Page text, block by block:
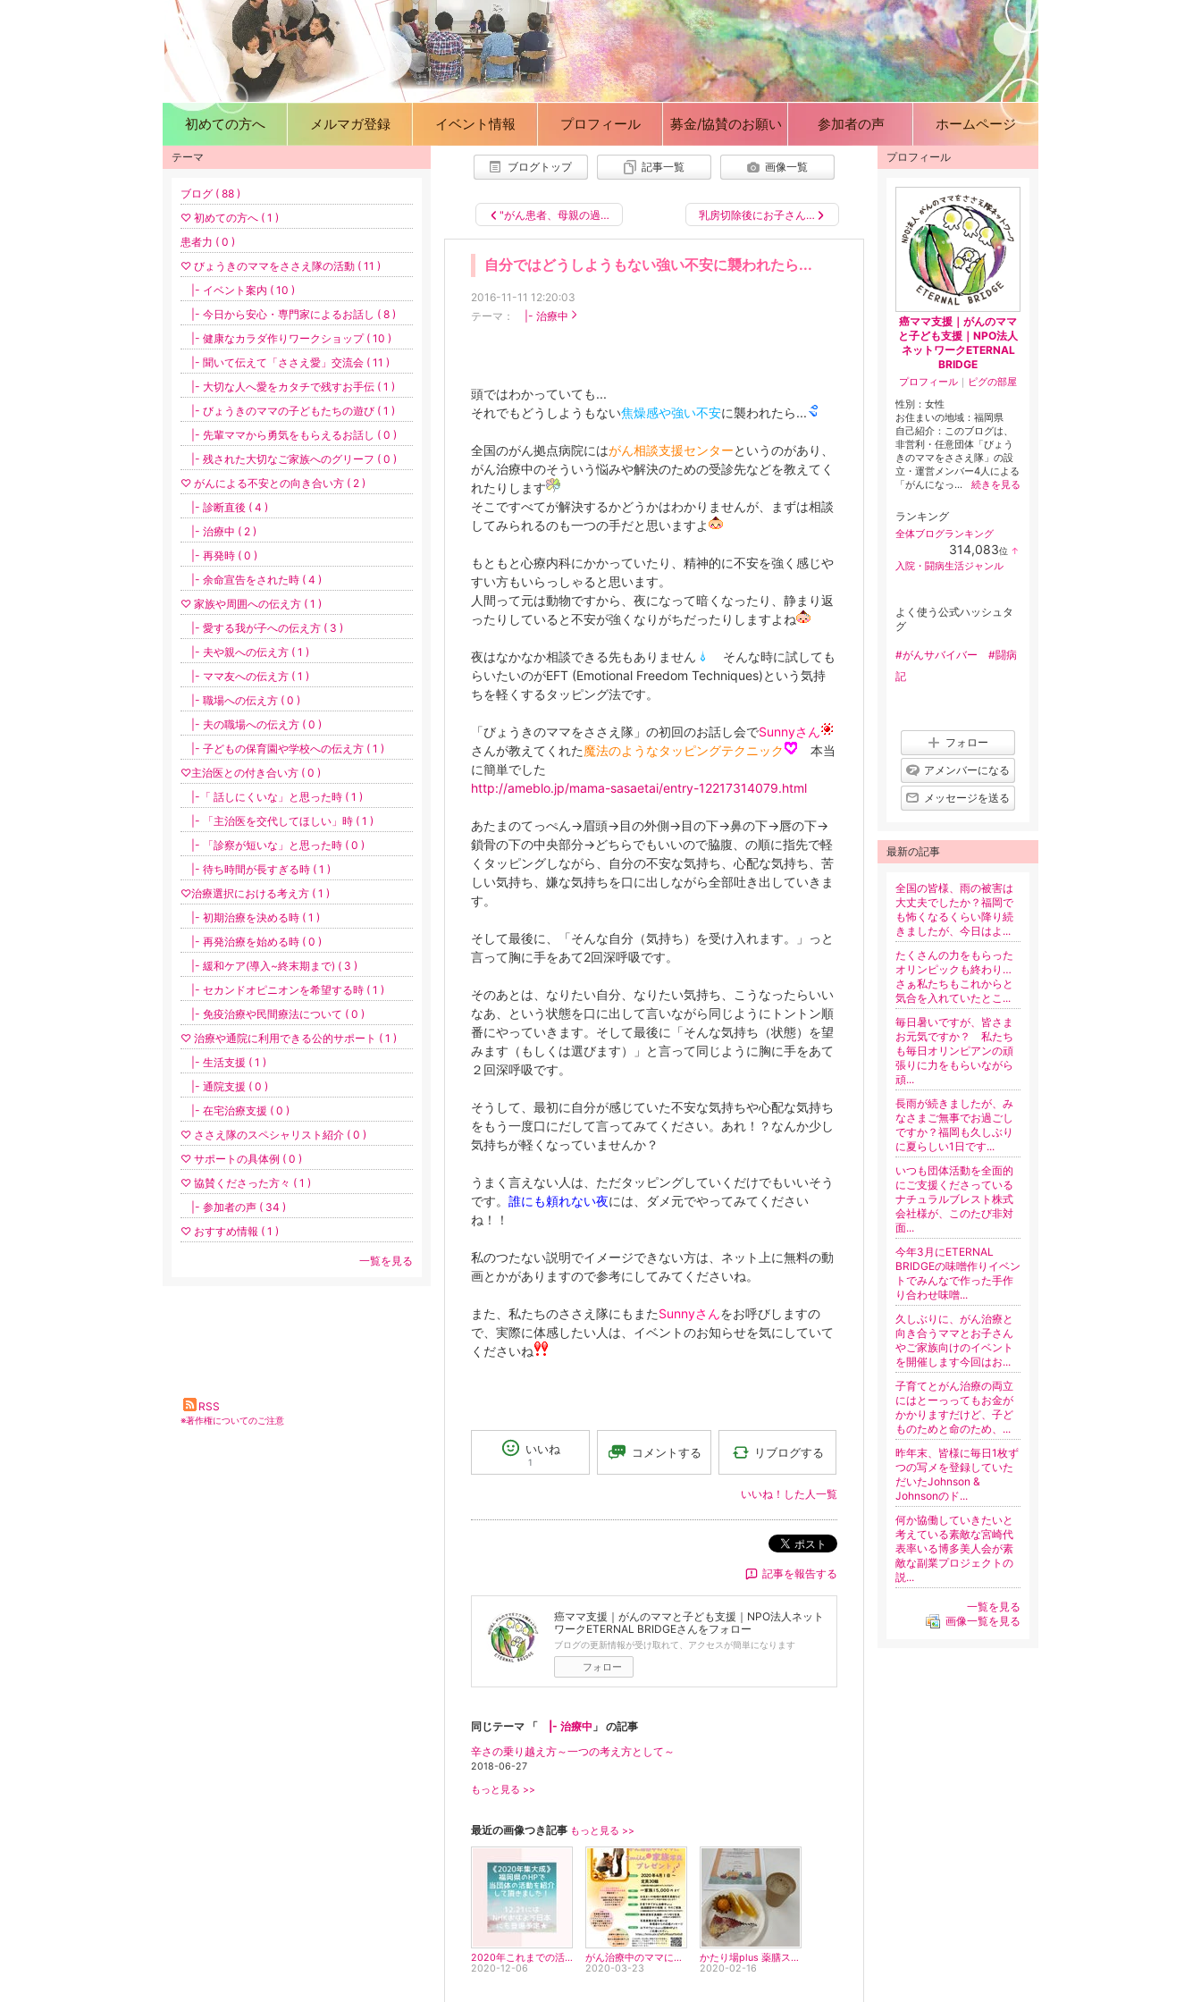
ブログトップ 記事一覧 画像一覧
"がん患者、母親の過… 乳房切除後にお子さん…
自分ではどうしようもない強い不安に襲われたら...
2016-11-11 12:20:03
テーマ：
|- 治療中
頭ではわかっていても...
それでもどうしようもない焦燥感や強い不安に襲われたら...
全国のがん拠点病院にはがん相談支援センターというのがあり、
がん治療中のそういう悩みや解決のための受診先などを教えてく
れたりします
そこですべてが解決するかどうかはわかりませんが、まずは相談
してみられるのも一つの手だと思いますよ
もともと心療内科にかかっていたり、精神的に不安を強く感じや
すい方もいらっしゃると思います。
人間って元は動物ですから、夜になって暗くなったり、静まり返
ったりしていると不安が強くなりがちだったりしますよね
夜はなかなか相談できる先もありません
そんな時に試しても
らいたいのがEFT (Emotional Freedom Techniques)という気持
ちを軽くするタッピング法です。
「びょうきのママをささえ隊」の初回のお話し会でSunnyさん
さんが教えてくれた魔法のようなタッピングテクニック
本当
に簡単でした
http://ameblo.jp/mama-sasaetai/entry-12217314079.html
あたまのてっぺん→眉頭→目の外側→目の下→鼻の下→唇の下→
鎖骨の下の中央部分→どちらでもいいので脇腹、の順に指先で軽
くタッピングしながら、自分の不安な気持ち、心配な気持ち、苦
しい気持ち、嫌な気持ちを口に出しながら全部吐き出していきま
す。
そして最後に、「そんな自分（気持ち）を受け入れます。」っと
言って胸に手をあて2回深呼吸です。
そのあとは、なりたい自分、なりたい気持ち、こうなったらいい
なあ、という状態を口に出して言いながら同じようにトントン順
番にやっていきます。そして最後に「そんな気持ち（状態）を望
みます（もしくは選びます）」と言って同じように胸に手をあて
２回深呼吸です。
そうして、最初に自分が感じていた不安な気持ちや心配な気持ち
をもう一度口にだして言ってみてください。あれ！？なんか少し
気持ちが軽くなっていませんか？
うまく言えない人は、ただタッピングしていくだけでもいいそう
です。 誰にも頼れない夜には、ダメ元でやってみてください
ね！！
私のつたない説明でイメージできない方は、ネット上に無料の動
画とかがありますので参考にしてみてくださいね。
また、私たちのささえ隊にもまたSunnyさんをお呼びしますの
で、実際に体感したい人は、イベントのお知らせを気にしていて
くださいね
いいね
1
コメントする リブログする
いいね！した人一覧
ポスト
記事を報告する
癌ママ支援｜がんのママと子ども支援｜NPO法人ネット
ワークETERNAL BRIDGEさんをフォロー
ブログの更新情報が受け取れて、アクセスが簡単になります
フォロー
同じテーマ 「 |- 治療中 」 の記事
辛さの乗り越え方～一つの考え方として～
2018-06-27
もっと見る >>
最近の画像つき記事 もっと見る >>
2020年これまでの活動の集大成
2020-12-06
がん治療中のママに贈る家族写真プレゼント
2020-03-23
かたり場plus 薬膳スイーツ
2020-02-16
テーマ
ブログ ( 88 )
♡ 初めての方へ ( 1 )
患者力 ( 0 )
♡ びょうきのママをささえ隊の活動 ( 11 )
|- イベント案内 ( 10 )
|- 今日から安心・専門家によるお話し ( 8 )
|- 健康なカラダ作りワークショップ ( 10 )
|- 聞いて伝えて「ささえ愛」交流会 ( 11 )
|- 大切な人へ愛をカタチで残すお手伝 ( 1 )
|- びょうきのママの子どもたちの遊び ( 1 )
|- 先輩ママから勇気をもらえるお話し ( 0 )
|- 残された大切なご家族へのグリーフ ( 0 )
♡ がんによる不安との向き合い方 ( 2 )
|- 診断直後 ( 4 )
|- 治療中 ( 2 )
|- 再発時 ( 0 )
|- 余命宣告をされた時 ( 4 )
♡ 家族や周囲への伝え方 ( 1 )
|- 愛する我が子への伝え方 ( 3 )
|- 夫や親への伝え方 ( 1 )
|- ママ友への伝え方 ( 1 )
|- 職場への伝え方 ( 0 )
|- 夫の職場への伝え方 ( 0 )
|- 子どもの保育園や学校への伝え方 ( 1 )
♡主治医との付き合い方 ( 0 )
|-「 話しにくいな」と思った時 ( 1 )
|- 「主治医を交代してほしい」時 ( 1 )
|- 「診察が短いな」と思った時 ( 0 )
|- 待ち時間が長すぎる時 ( 1 )
♡治療選択における考え方 ( 1 )
|- 初期治療を決める時 ( 1 )
|- 再発治療を始める時 ( 0 )
|- 緩和ケア(導入~終末期まで) ( 3 )
|- セカンドオピニオンを希望する時 ( 1 )
|- 免疫治療や民間療法について ( 0 )
♡ 治療や通院に利用できる公的サポート ( 1 )
|- 生活支援 ( 1 )
|- 通院支援 ( 0 )
|- 在宅治療支援 ( 0 )
♡ ささえ隊のスペシャリスト紹介 ( 0 )
♡ サポートの具体例 ( 0 )
♡ 協賛くださった方々 ( 1 )
|- 参加者の声 ( 34 )
♡ おすすめ情報 ( 1 )
一覧を見る
初めての方へ メルマガ登録 イベント情報 プロフィール 募金/協賛のお願い 参加者の声 ホームページ
RSS
※著作権についてのご注意
プロフィール
癌ママ支援｜がんのママ
と子ども支援｜NPO法人
ネットワークETERNAL
BRIDGE
プロフィール ｜ ピグの部屋
性別： 女性
お住まいの地域： 福岡県
自己紹介：このブログは、
非営利・任意団体「びょう
きのママをささえ隊」の設
立・運営メンバー4人による
「がんになっ...
続きを見る
ランキング
全体ブログランキング
314,083位 ↑
入院・闘病生活ジャンル
よく使う公式ハッシュタ
グ
#がんサバイバー
#闘病
記
フォロー
アメンバーになる
メッセージを送る
最新の記事
全国の皆様、雨の被害は
大丈夫でしたか️？福岡で
も怖くなるくらい降り続
きましたが、今日はよ...
たくさんの力をもらった
オリンピックも終わり…
さぁ私たちもこれからと
気合を入れていたとこ...
毎日暑いですが、皆さま
お元気ですか？ 私たち
も毎日オリンピアンの頑
張りに力をもらいながら
頑...
長雨が続きましたが、み
なさまご無事でお過ごし
ですか？福岡も久しぶり
に夏らしい1日です...
いつも団体活動を全面的
にご支援くださっている
ナチュラルブレスト株式
会社様が、このたび非対
面...
今年3月にETERNAL
BRIDGEの味噌作りイベン
トでみんなで作った手作
り合わせ味噌...
久しぶりに、がん治療と
向き合うママとお子さん
やご家族向けのイベント
を開催します今回はお...
子育てとがん治療の両立
にはとーっってもお金が
かかりますだけど、子ど
ものためと命のため、...
昨年末、皆様に毎日1枚ず
つの写メを登録していた
だいたJohnson &
Johnsonのド...
何か協働していきたいと
考えている素敵な宮崎代
表率いる博多美人会が素
敵な副業プロジェクトの
説...
一覧を見る
画像一覧を見る